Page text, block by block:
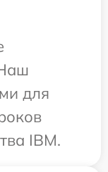
для
IBM.